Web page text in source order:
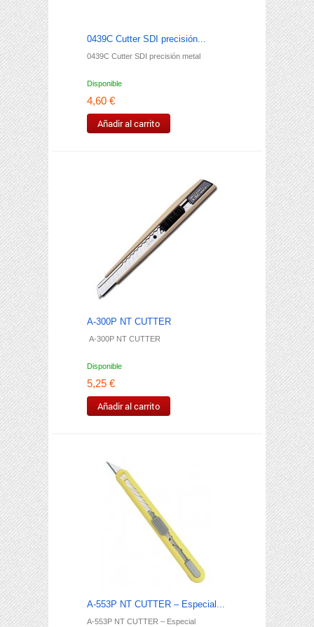
0439C Cutter SDI precisión...
0439C Cutter SDI precisión metal
Disponible
4,60 €
Añadir al carrito
A-300P NT CUTTER
A-300P NT CUTTER
Disponible
5,25 €
Añadir al carrito
A-553P NT CUTTER – Especial...
A-553P NT CUTTER – Especial